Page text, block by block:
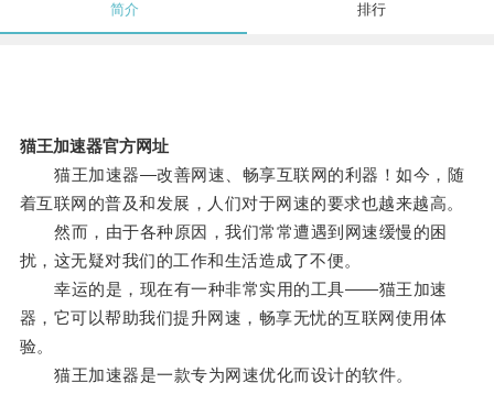
简介 排行
猫王加速器官方网址
猫王加速器—改善网速、畅享互联网的利器！如今，随
着互联网的普及和发展，人们对于网速的要求也越来越高。
然而，由于各种原因，我们常常遭遇到网速缓慢的困
扰，这无疑对我们的工作和生活造成了不便。
幸运的是，现在有一种非常实用的工具——猫王加速
器，它可以帮助我们提升网速，畅享无忧的互联网使用体
验。
猫王加速器是一款专为网速优化而设计的软件。